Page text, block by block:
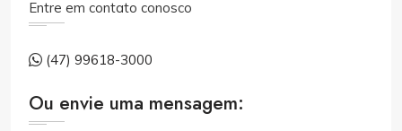
Entre em contato conosco
(47) 99618-3000
Ou envie uma mensagem: